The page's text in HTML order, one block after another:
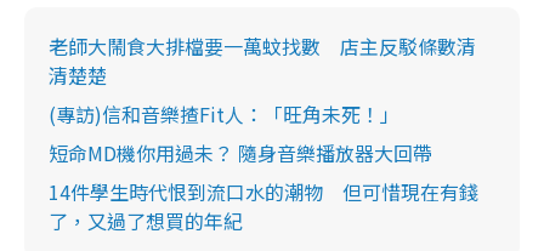
老師大鬧食大排檔要一萬蚊找數 店主反駁條數清
清楚楚
(專訪)信和音樂揸Fit人：「旺角未死！」
短命MD機你用過未？ 隨身音樂播放器大回帶
14件學生時代恨到流口水的潮物 但可惜現在有錢
了，又過了想買的年紀